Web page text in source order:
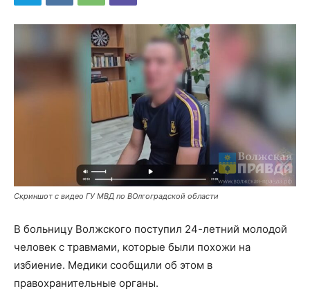
Скриншот с видео ГУ МВД по ВОлгоградской области
В больницу Волжского поступил 24-летний молодой
человек с травмами, которые были похожи на
избиение. Медики сообщили об этом в
правохранительные органы.